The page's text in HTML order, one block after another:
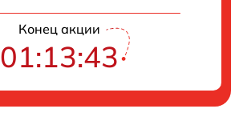
Конец акции
01:13:42